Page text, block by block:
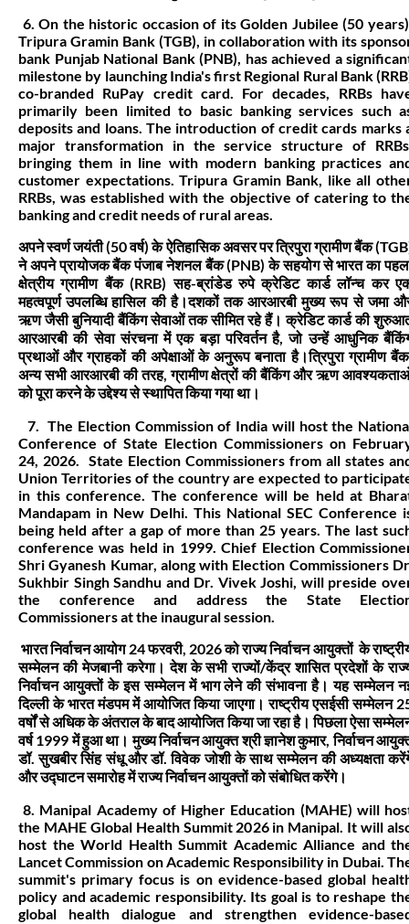
6. On the historic occasion of its Golden Jubilee (50
Tripura Gramin Bank (TGB), in collaboration with its
bank Punjab National Bank (PNB), has achieved a
milestone by launching India's first Regional Rural Bank
co-branded RuPay credit card. For decades, RRBs
primarily been limited to basic banking services such
deposits and loans. The introduction of credit cards marks
major transformation in the service structure of
bringing them in line with modern banking practices
customer expectations. Tripura Gramin Bank, like all
RRBs, was established with the objective of catering to
banking and credit needs of rural areas.
अपने स्वर्ण जयंती (50 वर्ष) के ऐतिहासिक अवसर पर त्रिपुरा ग्रामीण बैंक
ने अपने प्रायोजक बैंक पंजाब नेशनल बैंक (PNB) के सहयोग से भारत का
क्षेत्रीय ग्रामीण बैंक (RRB) सह-ब्रांडेड रुपे क्रेडिट कार्ड लॉन्च कर
महत्वपूर्ण उपलब्धि हासिल की है।दशकों तक आरआरबी मुख्य रूप से जमा
ऋण जैसी बुनियादी बैंकिंग सेवाओं तक सीमित रहे हैं। क्रेडिट कार्ड की
आरआरबी की सेवा संरचना में एक बड़ा परिवर्तन है, जो उन्हें आधुनिक
प्रथाओं और ग्राहकों की अपेक्षाओं के अनुरूप बनाता है।त्रिपुरा ग्रामीण
अन्य सभी आरआरबी की तरह, ग्रामीण क्षेत्रों की बैंकिंग और ऋण
को पूरा करने के उद्देश्य से स्थापित किया गया था।
7. The Election Commission of India will host the
Conference of State Election Commissioners on
24, 2026. State Election Commissioners from all states
Union Territories of the country are expected to
in this conference. The conference will be held at
Mandapam in New Delhi. This National SEC Conference
being held after a gap of more than 25 years. The last
conference was held in 1999. Chief Election
Shri Gyanesh Kumar, along with Election Commissioners
Sukhbir Singh Sandhu and Dr. Vivek Joshi, will preside
the conference and address the State
Commissioners at the inaugural session.
भारत निर्वाचन आयोग 24 फरवरी, 2026 को राज्य निर्वाचन आयुक्तों के
सम्मेलन की मेजबानी करेगा। देश के सभी राज्यों/केंद्र शासित प्रदेशों के
निर्वाचन आयुक्तों के इस सम्मेलन में भाग लेने की संभावना है। यह सम्मेलन
दिल्ली के भारत मंडपम में आयोजित किया जाएगा। राष्ट्रीय एसईसी सम्मेलन
वर्षों से अधिक के अंतराल के बाद आयोजित किया जा रहा है। पिछला ऐसा
वर्ष 1999 में हुआ था। मुख्य निर्वाचन आयुक्त श्री ज्ञानेश कुमार, निर्वाचन
डॉ. सुखबीर सिंह संधू और डॉ. विवेक जोशी के साथ सम्मेलन की अध्यक्षता
और उद्घाटन समारोह में राज्य निर्वाचन आयुक्तों को संबोधित करेंगे।
8. Manipal Academy of Higher Education (MAHE) will
the MAHE Global Health Summit 2026 in Manipal. It will
host the World Health Summit Academic Alliance and
Lancet Commission on Academic Responsibility in Dubai.
summit's primary focus is on evidence-based global
policy and academic responsibility. Its goal is to reshape
global health dialogue and strengthen evidence-